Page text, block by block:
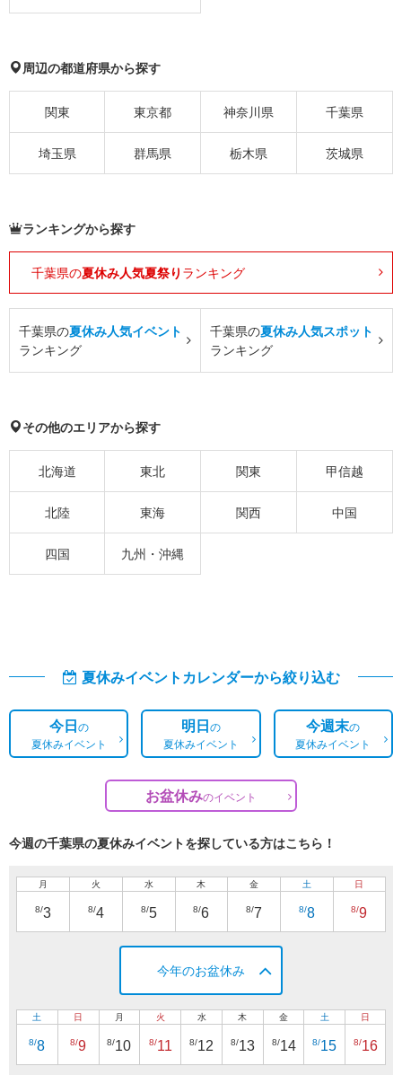
周辺の都道府県から探す
関東 東京都 神奈川県 千葉県
埼玉県 群馬県 栃木県 茨城県
ランキングから探す
千葉県の夏休み人気夏祭り ランキング
千葉県の夏休み人気イベント
ランキング
千葉県の夏休み人気スポット
ランキング
その他のエリアから探す
北海道 東北 関東 甲信越
北陸 東海 関西 中国
四国 九州・沖縄
夏休みイベントカレンダーから絞り込む
今日の
夏休みイベント
明日の
夏休みイベント
今週末の
夏休みイベント
お盆休みのイベント
今週の千葉県の夏休みイベントを探している方はこちら！
月
8/3
火
8/4
水
8/5
木
8/6
金
8/7
土
8/8
日
8/9
今年のお盆休み
土
8/8
日
8/9
月
8/10
火
8/11
水
8/12
木
8/13
金
8/14
土
8/15
日
8/16